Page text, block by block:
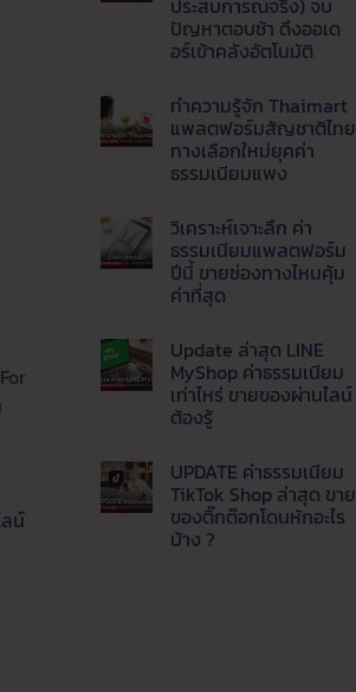
น์
ของ
จีน
ราคา
ส่ง
อย่างไร
สำหรับ
มือ
ใหม่
Agent
คือ
อะไร
?
เว็บ
ธุรกิจ
ด้วย
Live
AI
ตอบ
ส่ง
ข้อมูล
เข้า
LINE
อัตโนมัติ
ประสบการณ์จริง) จบ
ปัญหาตอบช้า ดึงออเด
อร์เข้าคลังอัตโนมัติ
เห็น
บน
7
โปรแกรม
ตอบ
แช
(รีวิว
จาก
ประสบการณ์
จริง)
จบ
ปัญหา
ดึง
ออ
เด
อร์
เข้า
คลัง
ทำความรู้จัก Thaimart
แพลตฟอร์มสัญชาติไทย
ทางเลือกใหม่ยุคค่า
ธรรมเนียมแพง
เห็น
บน
ทำความ
รู้จัก
Thaimart
แพลตฟอร์ม
ทาง
เลือก
ใหม่
ยุค
ค่า
ธรรมเนียม
วิเคราะห์เจาะลึก ค่า
ธรรมเนียมแพลตฟอร์ม
ปีนี้ ขายช่องทางไหนคุ้ม
ค่าที่สุด
เห็น
บน
วิเคราะห์
เจาะ
ลึก
ค่า
ปี
นี้
ขาย
ช่อง
ทาง
ไหน
Update ล่าสุด LINE
MyShop ค่าธรรมเนียม
เท่าไหร่ ขายของผ่านไลน์
ต้องรู้
เห็น
บน
Update
ล่าสุด
LINE
MyShop
UPDATE ค่าธรรมเนียม
TikTok Shop ล่าสุด ขาย
ของติ๊กต๊อกโดนหักอะไร
บ้าง ?